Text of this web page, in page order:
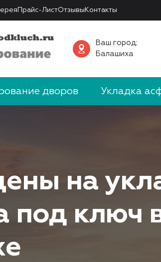
Прайс-ЛистОтзывы Контакты
Ваш город:
Балашиха
дворов Укладка
на
под ключ